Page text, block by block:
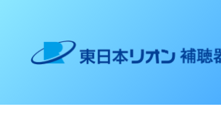
東日本リオン 補聴器ブログ